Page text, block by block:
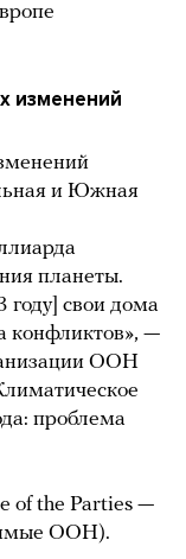
изменений
и Южная
планеты.
году] свои дома
конфликтов», —
ООН
проблема
of the Parties —
ООН).